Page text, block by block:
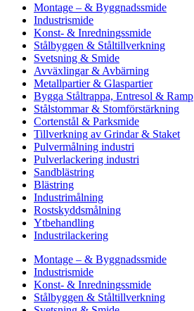
Montage – & Byggnadssmide
Industrismide
Konst- & Inredningssmide
Stålbyggen & Ståltillverkning
Svetsning & Smide
Avväxlingar & Avbärning
Metallpartier & Glaspartier
Bygga Ståltrappa, Entresol & Ramp
Stålstommar & Stomförstärkning
Cortenstål & Parksmide
Tillverkning av Grindar & Staket
Pulvermålning industri
Pulverlackering industri
Sandblästring
Blästring
Industrimålning
Rostskyddsmålning
Ytbehandling
Industrilackering
Montage – & Byggnadssmide
Industrismide
Konst- & Inredningssmide
Stålbyggen & Ståltillverkning